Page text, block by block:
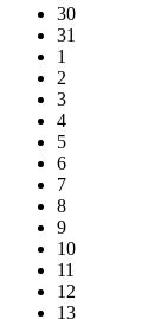
30
31
1
2
3
4
5
6
7
8
9
10
11
12
13